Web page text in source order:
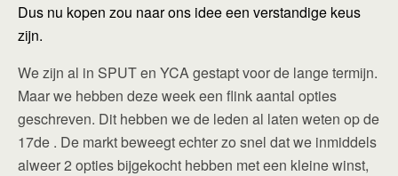
Dus nu kopen zou naar ons idee een verstandige keus
zijn.
We zijn al in SPUT en YCA gestapt voor de lange termijn.
Maar we hebben deze week een flink aantal opties
geschreven. Dit hebben we de leden al laten weten op de
17de . De markt beweegt echter zo snel dat we inmiddels
alweer 2 opties bijgekocht hebben met een kleine winst,